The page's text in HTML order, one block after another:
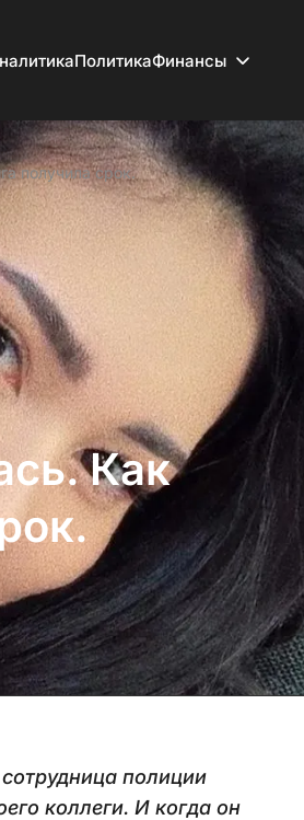
ПолитикаФинансы
получила срок.
Как
полиции
коллеги. И когда он